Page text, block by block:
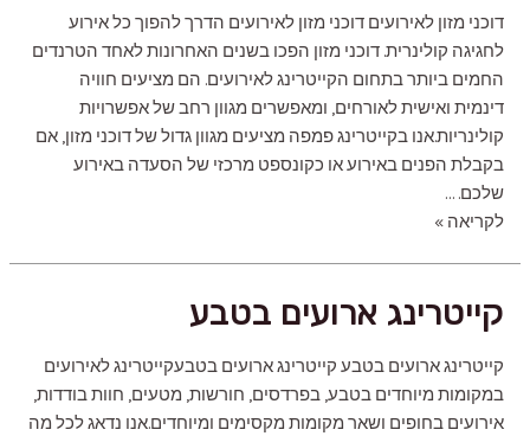
דוכני מזון לאירועים דוכני מזון לאירועים הדרך להפוך כל אירוע
לחגיגה קולינרית. דוכני מזון הפכו בשנים האחרונות לאחד הטרנדים
החמים ביותר בתחום הקייטרינג לאירועים. הם מציעים חוויה
דינמית ואישית לאורחים, ומאפשרים מגוון רחב של אפשרויות
קולינריות.אנו בקייטרינג פמפה מציעים מגוון גדול של דוכני מזון, אם
בקבלת הפנים באירוע או כקונספט מרכזי של הסעדה באירוע
שלכם. …
דוכני
לקריאה »
קייטרינג ארועים בטבע
קייטרינג ארועים בטבע קייטרינג ארועים בטבעקייטרינג לאירועים
במקומות מיוחדים בטבע, בפרדסים, חורשות, מטעים, חוות בודדות,
אירועים בחופים ושאר מקומות מקסימים ומיוחדים.אנו נדאג לכל מה